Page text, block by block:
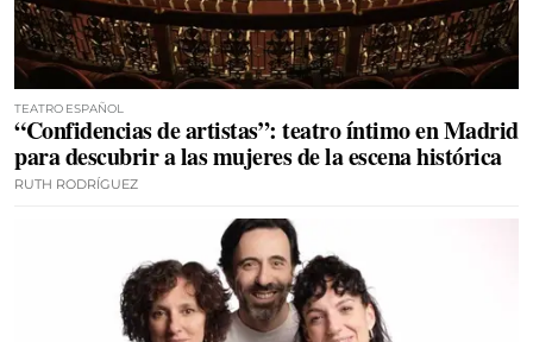
TEATRO ESPAÑOL
“Confidencias de artistas”: teatro íntimo en Madrid
para descubrir a las mujeres de la escena histórica
RUTH RODRÍGUEZ